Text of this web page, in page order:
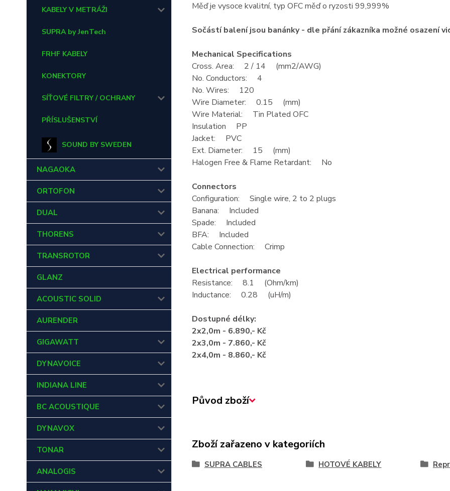
KABELY V METRÁŽI
SUPRA by JenTech
FRHF KABELY
KONEKTORY
SÍŤOVÉ FILTRY / OCHRANY
PŘÍSLUŠENSTVÍ
SOUND BY SWEDEN
NAGAOKA
ORTOFON
DUAL
THORENS
TRANSROTOR
GLANZ
ACOUSTIC SOLID
AURENDER
GIGAWATT
DYNAVOICE
INDIANA LINE
BC ACOUSTIQUE
DYNAVOX
TONAR
ANALOGIS
Měď je vysoce kvalitní, typ OFC měď o ryzosti 99,999%
Sočástí balení jsou banánky - dle přání zákazníka možné osazení
Mechanical Specifications
Cross. Area: 2 / 14 (mm2/AWG)
No. Conductors: 4
No. Wires: 120
Wire Diameter: 0.15 (mm)
Wire Material: Tin Plated OFC
Insulation PP
Jacket: PVC
Ext. Diameter: 15 (mm)
Halogen Free & Flame Retardant: No
Connectors
Configuration: Single wire, 2 to 2 plugs
Banana: Included
Spade: Included
BFA: Included
Cable Connection: Crimp
Electrical performance
Resistance: 8.1 (Ohm/km)
Inductance: 0.28 (uH/m)
Dostupné délky:
2x2,0m - 6.890,- Kč
2x3,0m - 7.860,- Kč
2x4,0m - 8.860,- Kč
Původ zboží
Zboží zařazeno v kategoriích
SUPRA CABLES HOTOVÉ KABELY